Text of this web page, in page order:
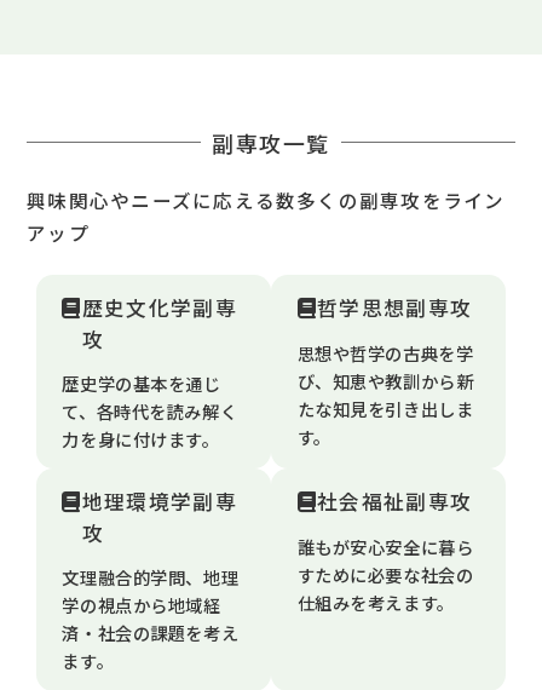
副専攻一覧
興味関心やニーズに応える数多くの副専攻をライン
アップ
歴史文化学副専
攻
歴史学の基本を通じ
て、各時代を読み解く
力を身に付けます。
哲学思想副専攻
思想や哲学の古典を学
び、知恵や教訓から新
たな知見を引き出しま
す。
地理環境学副専
攻
文理融合的学問、地理
学の視点から地域経
済・社会の課題を考え
ます。
社会福祉副専攻
誰もが安心安全に暮ら
すために必要な社会の
仕組みを考えます。